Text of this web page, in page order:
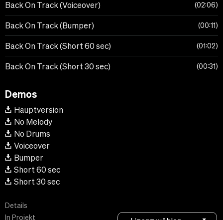
Back On Track (Voiceover) 02:06
Back On Track (Bumper) 00:11
Back On Track (Short 60 sec) 01:02
Back On Track (Short 30 sec) 00:31
Demos
Hauptversion
No Melody
No Drums
Voiceover
Bumper
Short 60 sec
Short 30 sec
Details
In Projekt